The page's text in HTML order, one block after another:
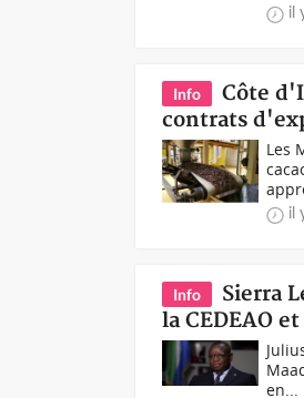
il
Info
Côte
contrats
Les
il
Info
Sierra
la CEDEAO
en...